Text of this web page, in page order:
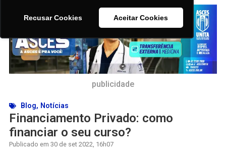
Recusar Cookies Aceitar Cookies
Recusar Cookies Aceitar Cookies
publicidade
Blog, Notícias
Financiamento Privado: como
financiar o seu curso?
Publicado em 30 de set 2022, 16h07